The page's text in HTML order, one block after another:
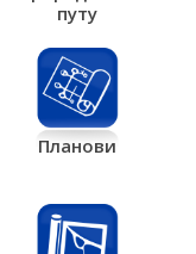
путу
Планови